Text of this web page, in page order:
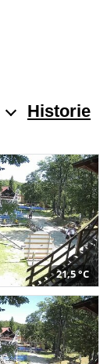
Historie
21,5 °C